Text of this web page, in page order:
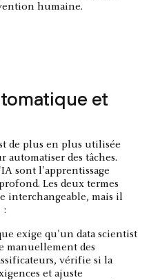
humaine.
et
de plus en plus utilisée
automatiser des tâches.
sont l'apprentissage
Les deux termes
interchangeable, mais il
:
exige qu'un data scientist
manuellement des
vérifie si la
et ajuste